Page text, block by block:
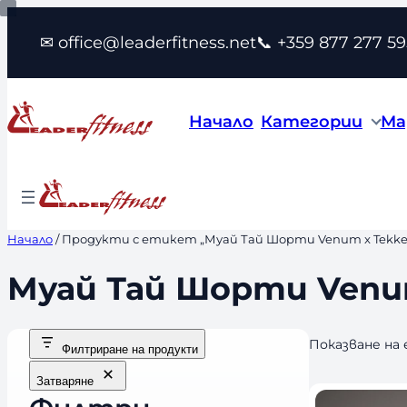
Към
съдържанието
✉ office@leaderfitness.net📞 +359 877 277
Начало Категории
Начало/ Продукти с етикет „Муай Тай Шорти Venum x
Муай Тай Шорти
Филтриране на продукти
Затваряне
Показване